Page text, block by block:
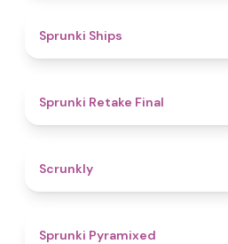
Sprunki Ships
Sprunki Retake Final
Scrunkly
Sprunki Pyramixed